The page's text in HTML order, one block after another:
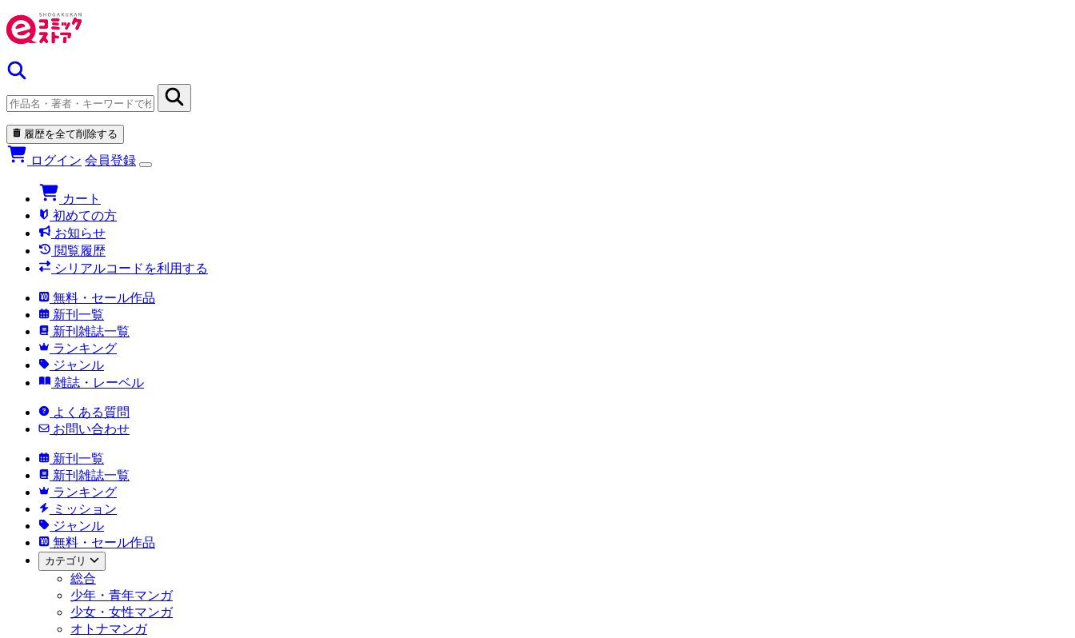
履歴を全て削除する
ログイン 会員登録
カート
初めての方
お知らせ
閲覧履歴
シリアルコードを利用する
無料・セール作品
新刊一覧
新刊雑誌一覧
ランキング
ジャンル
雑誌・レーベル
よくある質問
お問い合わせ
新刊一覧
新刊雑誌一覧
ランキング
ミッション
ジャンル
無料・セール作品
カテゴリ
総合
少年・青年マンガ
少女・女性マンガ
オトナマンガ